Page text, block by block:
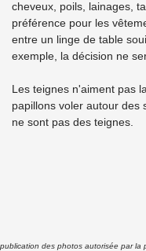
cheveux, poils, lainages,
préférence pour les
entre un linge de table
exemple, la décision ne
Les teignes n'aiment pas
papillons voler autour des
ne sont pas des teignes.
publication des photos autorisée par la